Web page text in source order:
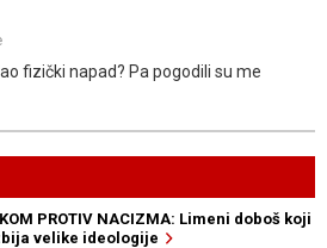
fizički napad? Pa pogodili su me
PROTIV NACIZMA: Limeni doboš koji
velike ideologije